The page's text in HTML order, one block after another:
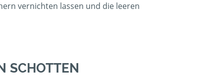
vernichten lassen und die leeren
SCHOTTEN